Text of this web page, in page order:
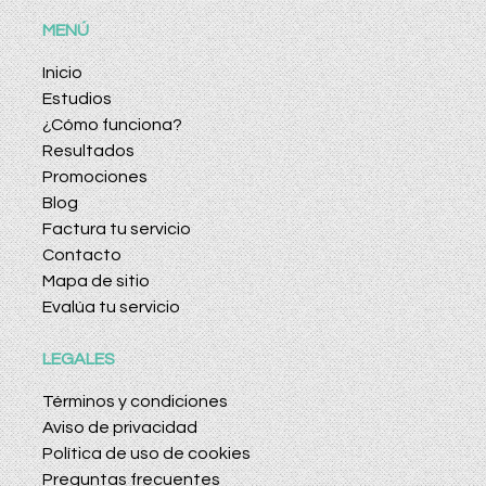
MENÚ
Inicio
Estudios
¿Cómo funciona?
Resultados
Promociones
Blog
Factura tu servicio
Contacto
Mapa de sitio
Evalúa tu servicio
LEGALES
Términos y condiciones
Aviso de privacidad
Política de uso de cookies
Preguntas frecuentes